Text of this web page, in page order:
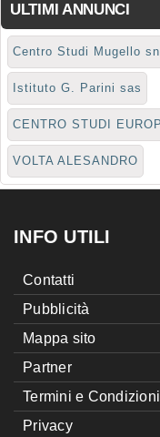
ULTIMI ANNUNCI
Centro Studi Mugello
Istituto G. Parini sas
CENTRO STUDI
VOLTA ALESANDRO
INFO UTILI
Contatti
Pubblicità
Mappa sito
Partner
Termini e Condizioni
Privacy